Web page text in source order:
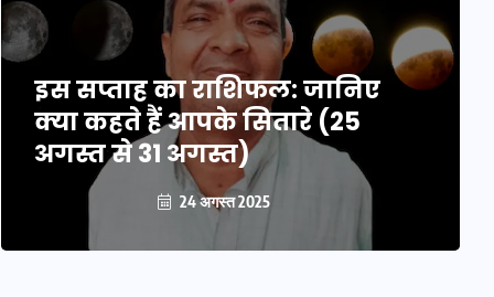
इस सप्ताह का राशिफल: जानिए
क्या कहते हैं आपके सितारे (25
अगस्त से 31 अगस्त)
24 अगस्त 2025